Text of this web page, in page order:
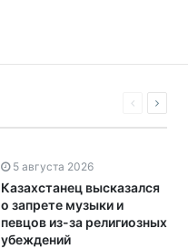
5 августа 2026
Казахстанец высказался
о запрете музыки и
певцов из-за религиозных
убеждений